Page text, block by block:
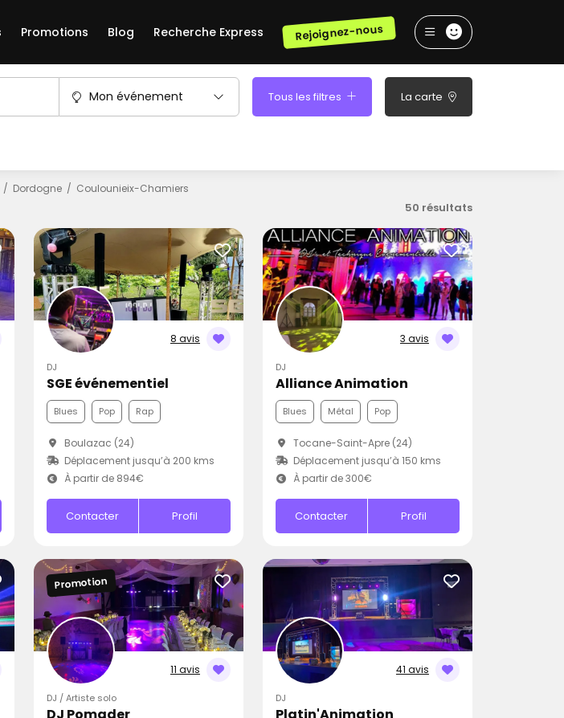
Promotions Blog Recherche Express Rejoignez-nous
Mon événement Tous les filtres La carte
Dordogne Coulounieix-Chamiers
50 résultats
8 avis
DJ
SGE événementiel
Blues Pop Rap
Boulazac (24)
Déplacement jusqu’à 200 kms
À partir de 894€
Contacter Profil
3 avis
DJ
Alliance Animation
Blues Métal Pop
Tocane-Saint-Apre (24)
Déplacement jusqu’à 150 kms
À partir de 300€
Contacter Profil
11 avis
Promotion
DJ / Artiste solo
41 avis
DJ